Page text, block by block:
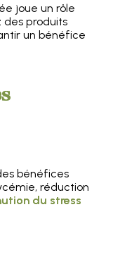
joue un rôle
produits
un bénéfice
bénéfices
réduction
du stress